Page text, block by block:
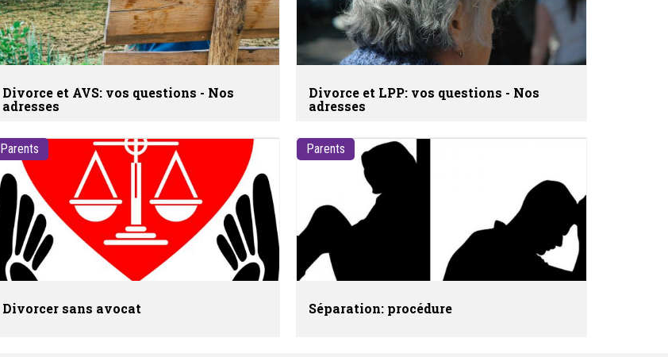
Divorce et AVS: vos questions - Nos
adresses
Divorce et LPP: vos questions - Nos
adresses
Parents
Divorcer sans avocat
Parents
Séparation: procédure